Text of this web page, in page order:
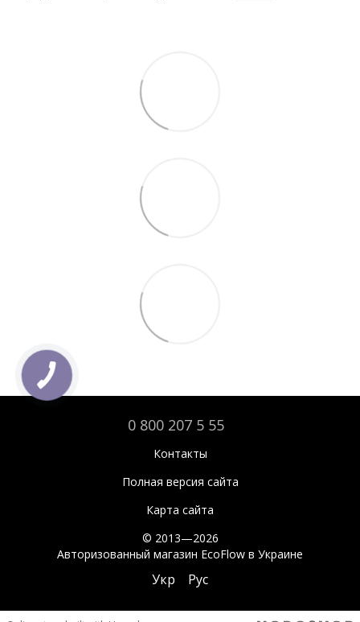
0 800 207 5 55
Контакты
Полная версия сайта
Карта сайта
© 2013—2026
Авторизованный магазин EcoFlow в Украине
Укр Рус